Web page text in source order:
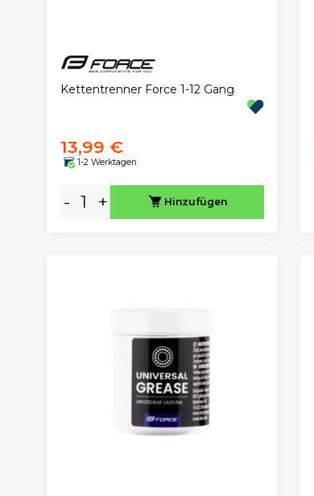
Kettentrenner Force 1-12 Gang
13,99 €
1-2 Werktagen
- + Hinzufügen